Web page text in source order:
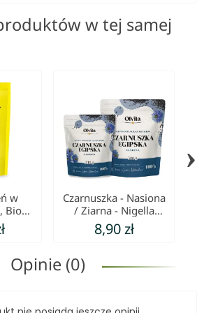
w tej samej
w
Bio
Czarnuszka - Nasiona
/ Ziarna - Nigella
Sativa, Ol'Vita
8,90 zł
›
Opinie (0)